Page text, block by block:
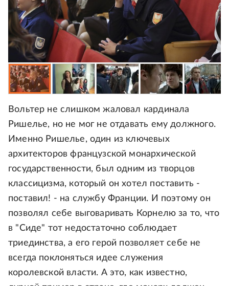
Вольтер не слишком жаловал кардинала
Ришелье, но не мог не отдавать ему должного.
Именно Ришелье, один из ключевых
архитекторов французской монархической
государственности, был одним из творцов
классицизма, который он хотел поставить -
поставил! - на службу Франции. И поэтому он
позволял себе выговаривать Корнелю за то, что
в "Сиде" тот недостаточно соблюдает
триединства, а его герой позволяет себе не
всегда поклоняться идее служения
королевской власти. А это, как известно,